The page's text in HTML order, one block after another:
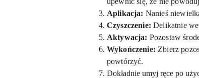
Aplikacja: Nanieś
Czyszczenie: Delikatnie
Aktywacja: Pozostaw
Wykończenie: Zbierz
powtórzyć.
Dokładnie umyj ręce po